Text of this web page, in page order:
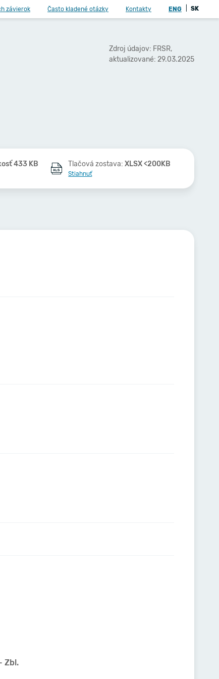
závierok Často kladené otázky Kontakty ENG SK
Zdroj údajov: FRSR,
aktualizované: 29.03.2025
433 KB Tlačová zostava:XLSX <200KB
Stiahnuť
Zbl.